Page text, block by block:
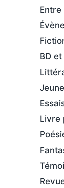
Entre
BD
Livre